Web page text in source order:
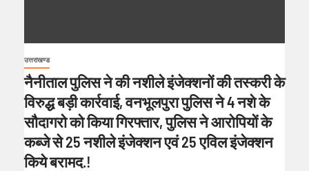
उत्तराखण्ड
नैनीताल पुलिस ने की नशीले इंजेक्शनों की तस्करी के
विरुद्ध बड़ी कार्रवाई, वनभूलपुरा पुलिस ने 4 नशे के
सौदागरो को किया गिरफ्तार, पुलिस ने आरोपियों के
कब्जे से 25 नशीले इंजेक्शन एवं 25 एविल इंजेक्शन
किये बरामद.!